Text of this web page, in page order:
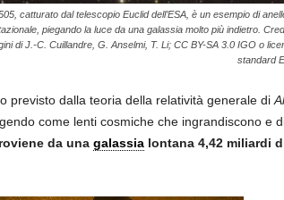
catturato dal telescopio Euclid dell’ESA, è un esempio di
piegando la luce da una galassia molto più indietro.
di J.-C. Cuillandre, G. Anselmi, T. Li; CC BY-SA 3.0 IGO o
standard
previsto dalla teoria della relatività generale di
come lenti cosmiche che ingrandiscono e
da una galassialontana 4,42 miliardi